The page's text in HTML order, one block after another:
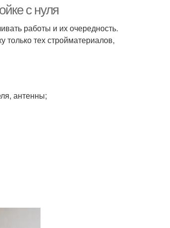
с нуля
работы и их очередность.
только тех стройматериалов,
антенны;